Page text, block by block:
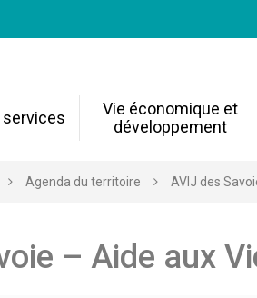
services
Vie économique et
développement
Agenda du territoire AVIJ des
– Aide aux